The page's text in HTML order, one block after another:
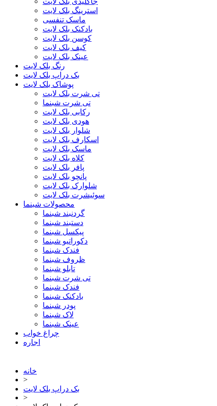
استرینگ بلک لایت
ماسک تنفسی
بادکنک بلک لایت
کوسن بلک لایت
کیف بلک لایت
عینک بلک لایت
رنگ بلک لایت
بک دراپ بلک لایت
پوشاک بلک لایت
تی شرت بلک لایت
تی شرت شبنما
رکابی بلک لایت
هودی بلک لایت
شلوار بلک لایت
اسکارف بلک لایت
ماسک بلک لایت
کلاه بلک لایت
پافر بلک لایت
پانچو بلک لایت
شلوارک بلک لایت
سوئیشرت بلک لایت
محصولات شبنما
گردنبند شبنما
دستبند شبنما
پیکسل شبنما
دکوراتیو شبنما
فندک شبنما
ظروف شبنما
تابلو شبنما
تی شرت شبنما
فندک شبنما
بادکنک شبنما
پودر شبنما
لاک شبنما
عینک شبنما
چراغ خواب
اجاره
خانه
>
بک دراپ بلک لایت
>